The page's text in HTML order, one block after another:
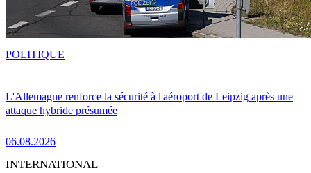
L'Allemagne renforce la sécurité à l'aéroport de Leipzig après une
attaque hybride présumée
06.08.2026
POLITIQUE
INTERNATIONAL